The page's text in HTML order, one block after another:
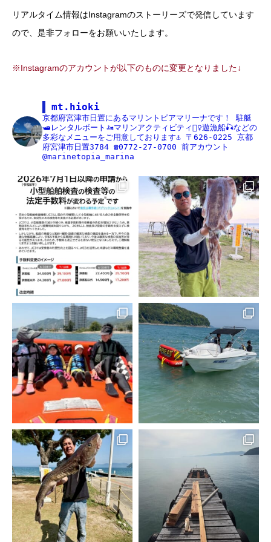
リアルタイム情報はInstagramのストーリーズで発信しています
ので、是非フォローをお願いいたします。
※Instagramのアカウントが以下のものに変更となりました↓
mt.hioki
京都府宮津市日置にあるマリントピアマリーナです！
駐艇
🛥レンタルボート🚤マリンアクティビティ🏄‍♀️遊漁船🎣などの
多彩なメニューをご用意しております⚓️ 〒626-0225 京都
府宮津市日置3784 ☎️0772-27-0700 前アカウント
@marinetopia_marina